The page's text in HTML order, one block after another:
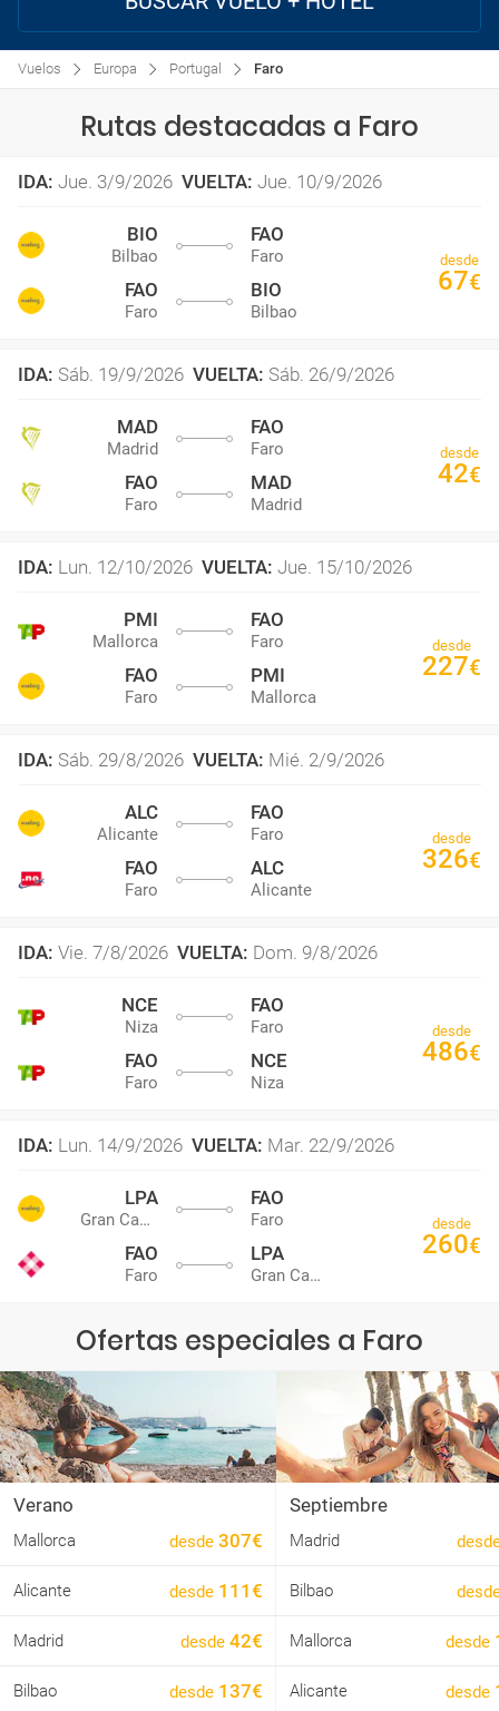
Vuelos Europa Portugal Faro
Rutas destacadas a Faro
IDA: Jue. 3/9/2026 VUELTA: Jue. 10/9/2026
BIO
Bilbao
FAO
Faro
FAO
Faro
BIO
Bilbao
desde
67€
IDA: Sáb. 19/9/2026 VUELTA: Sáb. 26/9/2026
MAD
Madrid
FAO
Faro
FAO
Faro
MAD
Madrid
desde
42€
IDA: Lun. 12/10/2026 VUELTA: Jue. 15/10/2026
PMI
Mallorca
FAO
Faro
FAO
Faro
PMI
Mallorca
desde
227€
IDA: Sáb. 29/8/2026 VUELTA: Mié. 2/9/2026
ALC
Alicante
FAO
Faro
FAO
Faro
ALC
Alicante
desde
326€
IDA: Vie. 7/8/2026 VUELTA: Dom. 9/8/2026
NCE
Niza
FAO
Faro
FAO
Faro
NCE
Niza
desde
486€
IDA: Lun. 14/9/2026 VUELTA: Mar. 22/9/2026
LPA
Gran Canaria
FAO
Faro
FAO
Faro
LPA
Gran Canaria
desde
260€
Ofertas especiales a Faro
Verano
Mallorca desde 307€
Alicante desde 111€
Madrid desde 42€
Bilbao desde 137€
Septiembre
Madrid
Bilbao
Mallorca desde
Alicante desde